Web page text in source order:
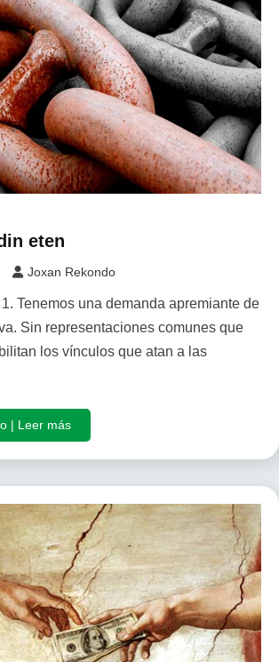
eten
Joxan Rekondo
Tenemos una demanda apremiante de
Sin representaciones comunes que
los vínculos que atan a las
| Leer más